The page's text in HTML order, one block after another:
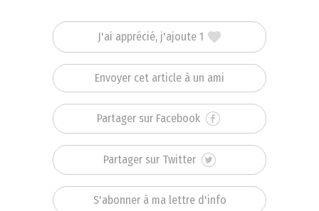
J'ai apprécié, j'ajoute 1
Envoyer cet article à un ami
Partager sur Facebook
Partager sur Twitter
S'abonner à ma lettre d'info